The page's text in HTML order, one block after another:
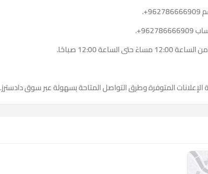
+962786666909
.
+962786666909
.
12:00 صباحًا.
المتوفرة وطرق التواصل المتاحة بسهولة عبر سوق دادسترز.